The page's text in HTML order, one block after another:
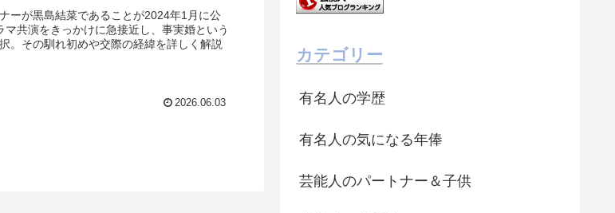
ーが黒島結菜であることが2024年1月に公
共演をきっかけに急接近し、事実婚という
。その馴れ初めや交際の経緯を詳しく解説
2026.06.03
カテゴリー
有名人の学歴
有名人の気になる年俸
芸能人のパートナー＆子供